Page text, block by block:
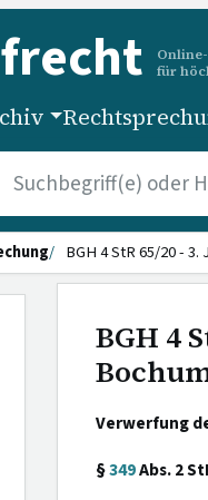
für
BGH 4 StR 65/20 - 3.
BGH 4
Verwerfung
§349Abs. 2